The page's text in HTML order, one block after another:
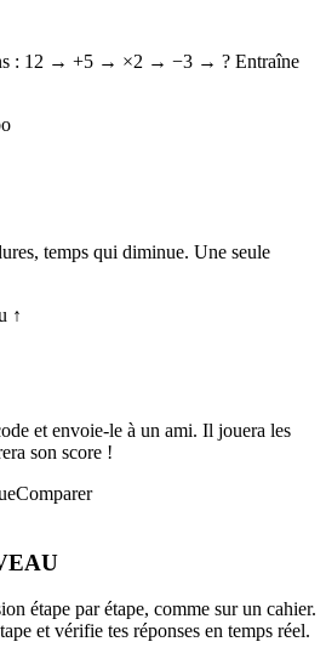
: 12 → +5 → ×2 → −3 → ? Entraîne
temps qui diminue. Une seule
↑
et envoie-le à un ami. Il jouera les
son score !
Comparer
étape par étape, comme sur un cahier.
et vérifie tes réponses en temps réel.